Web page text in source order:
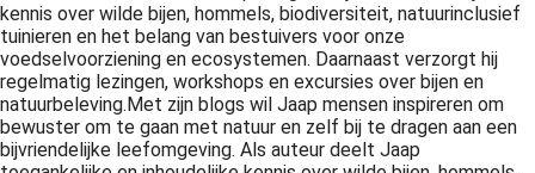
kennis over wilde bijen, hommels, biodiversiteit, natuurinclusief
tuinieren en het belang van bestuivers voor onze
voedselvoorziening en ecosystemen. Daarnaast verzorgt hij
regelmatig lezingen, workshops en excursies over bijen en
natuurbeleving.Met zijn blogs wil Jaap mensen inspireren om
bewuster om te gaan met natuur en zelf bij te dragen aan een
bijvriendelijke leefomgeving. Als auteur deelt Jaap